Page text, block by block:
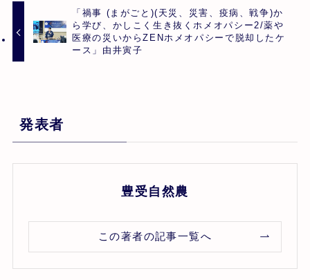
「禍事 (まがごと)(天災、災害、疫病、戦争)か
ら学び、かしこく生き抜くホメオパシー2/薬や
医療の災いからZENホメオパシーで脱却したケ
ース」由井寅子
発表者
豊受自然農
この著者の記事一覧へ